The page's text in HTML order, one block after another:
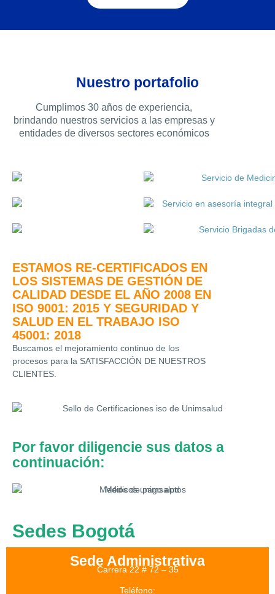
Nuestro portafolio
Cumplimos 30 años de experiencia,
brindando nuestros servicios a las empresas y
entidades de diversos sectores económicos
ESTAMOS RE-CERTIFICADOS EN
LOS SISTEMAS DE GESTIÓN DE
CALIDAD DESDE EL AÑO 2008 EN
ISO 9001: 2015 Y SEGURIDAD Y
SALUD EN EL TRABAJO ISO
45001: 2018
Buscamos el mejoramiento continuo de los
procesos para la SATISFACCIÓN DE NUESTROS
CLIENTES.
Por favor diligencie sus datos a
continuación:
Sedes Bogotá
Sede Administrativa
Carrera 22 # 72 – 35
Teléfono: